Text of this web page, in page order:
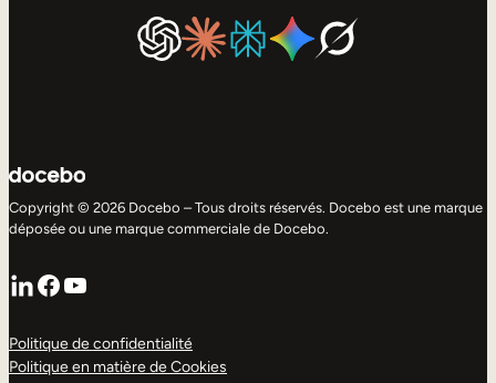
Copyright © 2026 Docebo – Tous droits réservés. Docebo est une marque
déposée ou une marque commerciale de Docebo.
LinkedIn
Facebook
YouTube
Politique de confidentialité
Politique en matière de Cookies